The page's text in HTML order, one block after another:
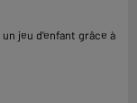
jeu d’enfant grâce à